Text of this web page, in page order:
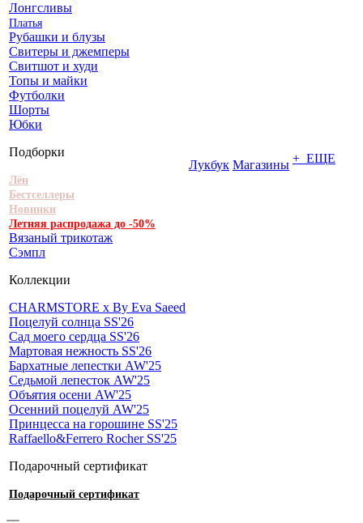
Лонгсливы
Платья
Рубашки и блузы
Свитеры и джемперы
Свитшот и худи
Топы и майки
Футболки
Шорты
Юбки
Подборки
Лён
Бестселлеры
Новинки
Летняя распродажа до -50%
Вязаный трикотаж
Сэмпл
Коллекции
CHARMSTORE х By Eva Saeed
Поцелуй солнца SS'26
Сад моего сердца SS'26
Мартовая нежность SS'26
Бархатные лепестки AW'25
Седьмой лепесток AW'25
Объятия осени AW'25
Осенний поцелуй AW'25
Принцесса на горошине SS'25
Raffaello&Ferrero Rocher SS'25
Подарочный сертификат
Подарочный сертификат
Лукбук Магазины + ЕЩЕ